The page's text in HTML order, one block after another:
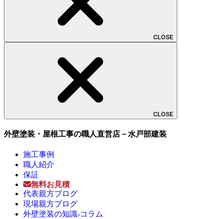
CLOSE
CLOSE
外壁塗装・屋根工事の職人直営店－水戸部建装
施工事例
職人紹介
保証
無料お見積
代表親方ブログ
現場親方ブログ
外壁塗装の知識-コラム